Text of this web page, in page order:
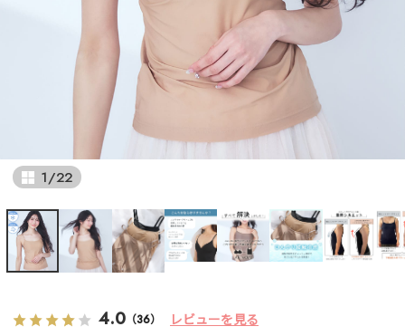
1/22
4.0 （36） レビューを見る